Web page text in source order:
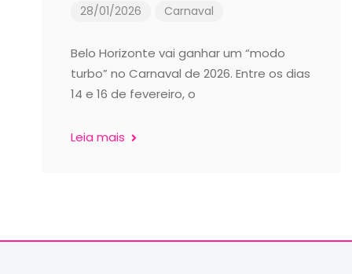
28/01/2026 Carnaval
Belo Horizonte vai ganhar um “modo
turbo” no Carnaval de 2026. Entre os dias
14 e 16 de fevereiro, o
Leia mais